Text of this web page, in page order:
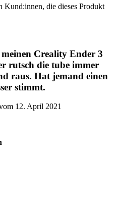
Kund:innen, die dieses Produkt
Creality Ender 3
rutsch die tube immer
raus. Hat jemand einen
stimmt.
12. April 2021